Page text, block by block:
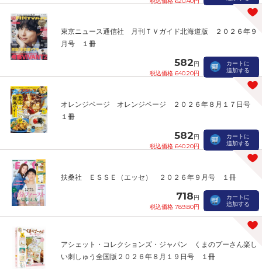
東京ニュース通信社 月刊ＴＶガイド北海道版 ２０２６年９
月号 １冊
582円
税込価格 640.20円
カートに
追加する
オレンジページ オレンジページ ２０２６年８月１７日号
１冊
582円
税込価格 640.20円
カートに
追加する
扶桑社 ＥＳＳＥ（エッセ） ２０２６年９月号 １冊
718円
税込価格 789.80円
カートに
追加する
アシェット・コレクションズ・ジャパン くまのプーさん楽し
い刺しゅう全国版２０２６年８月１９日号 １冊